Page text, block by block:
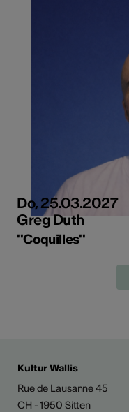
Do, 25.03.2027
Greg Duth
''Coquilles''
Kultur Wallis
Rue de Lausanne 45
CH - 1950 Sitten